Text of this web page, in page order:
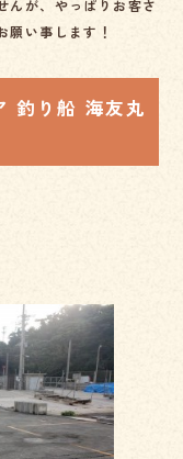
んが、やっぱりお客さ
願い事します！
釣り船 海友丸